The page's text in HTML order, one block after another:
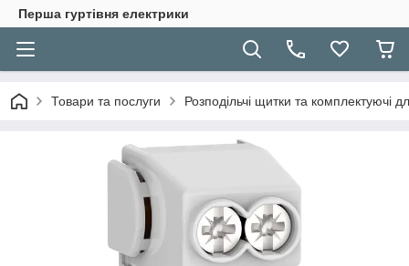
Перша гуртівня електрики
Товари та послуги Розподільчі щитки та комплектуючі